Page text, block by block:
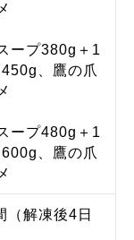
ープ380g＋1
、鷹の爪
ープ480g＋1
、鷹の爪
（解凍後4日